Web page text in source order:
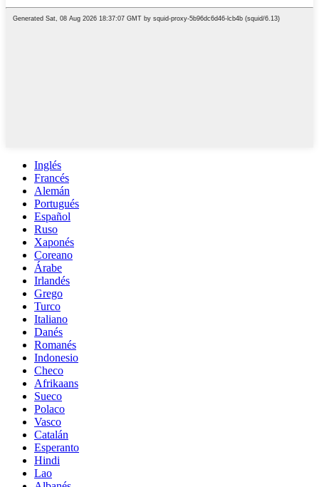
Inglés
Francés
Alemán
Portugués
Español
Ruso
Xaponés
Coreano
Árabe
Irlandés
Grego
Turco
Italiano
Danés
Romanés
Indonesio
Checo
Afrikaans
Sueco
Polaco
Vasco
Catalán
Esperanto
Hindi
Lao